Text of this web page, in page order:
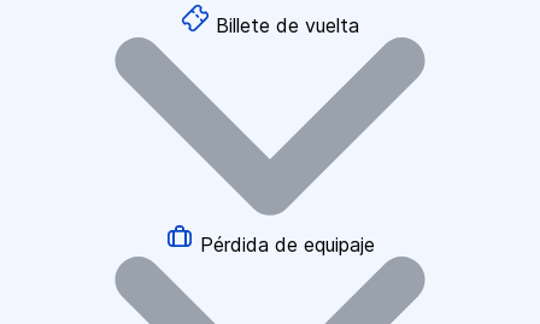
Billete de vuelta
Pérdida de equipaje